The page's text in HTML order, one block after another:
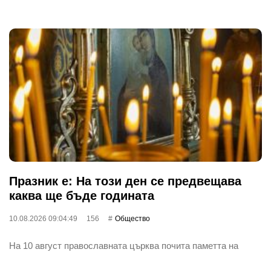
Празник е: На този ден се предвещава
каква ще бъде годината
10.08.2026 09:04:49 156 Общество
На 10 август православната църква почита паметта на